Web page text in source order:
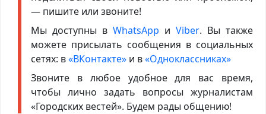
— пишите или звоните!
Мы доступны в WhatsApp иViber. Вы также
можете присылать сообщения в социальных
сетях: в«ВКонтакте»и в«Одноклассниках»
Звоните в любое удобное для вас время,
чтобы лично задать вопросы журналистам
«Городских вестей». Будем рады общению!